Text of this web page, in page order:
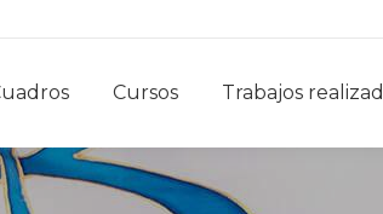
Cursos Trabajos